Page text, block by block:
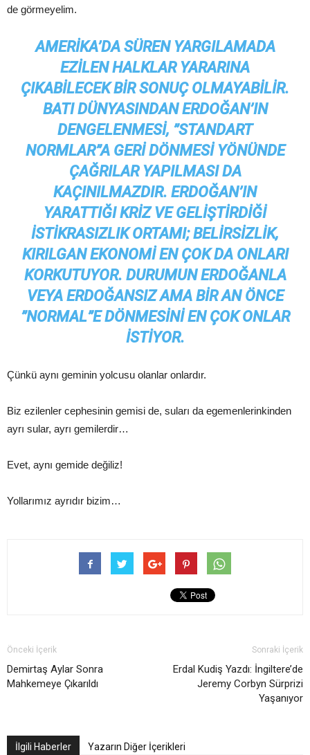
de görmeyelim.
AMERIKA’DA SÜREN YARGILAMADA
EZILEN HALKLAR YARARINA
ÇIKABILECEK BIR SONUÇ OLMAYABILIR.
BATI DÜNYASINDAN ERDOĞAN’IN
DENGELENMESI, ”STANDART
NORMLAR”A GERI DÖNMESI YÖNÜNDE
ÇAĞRILAR YAPILMASI DA
KAÇINILMAZDIR. ERDOĞAN’IN
YARATTIĞI KRIZ VE GELIŞTIRDIĞI
ISTIKRASIZLIK ORTAMI; BELIRSIZLIK,
KIRILGAN EKONOMI EN ÇOK DA ONLARI
KORKUTUYOR. DURUMUN ERDOĞANLA
VEYA ERDOĞANSIZ AMA BIR AN ÖNCE
”NORMAL”E DÖNMESINI EN ÇOK ONLAR
ISTIYOR.
Çünkü aynı geminin yolcusu olanlar onlardır.
Biz ezilenler cephesinin gemisi de, suları da egemenlerinkinden
ayrı sular, ayrı gemilerdir…
Evet, aynı gemide değiliz!
Yollarımız ayrıdır bizim…
Önceki İçerik
Demirtaş Aylar Sonra
Mahkemeye Çıkarıldı
Sonraki İçerik
Erdal Kudiş Yazdı: İngiltere’de
Jeremy Corbyn Sürprizi
Yaşanıyor
İlgili Haberler Yazarın Diğer İçerikleri